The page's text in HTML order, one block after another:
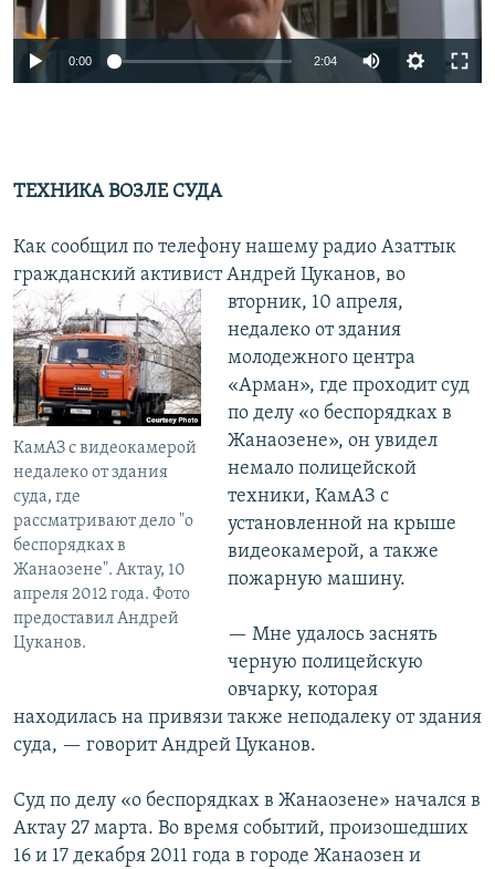
0:00 2:04
ТЕХНИКА ВОЗЛЕ СУДА
Как сообщил по телефону нашему радио Азаттык
гражданский активист Андрей
КамАЗ с видеокамерой
недалеко от здания
суда, где
рассматривают дело "о
беспорядках в
Жанаозене". Актау, 10
апреля 2012 года. Фото
предоставил Андрей
Цуканов.
Цуканов, во
вторник, 10 апреля,
недалеко от здания
молодежного центра
«Арман», где проходит суд
по делу «о беспорядках в
Жанаозене», он увидел
немало полицейской
техники, КамАЗ с
установленной на крыше
видеокамерой, а также
пожарную машину.
— Мне удалось заснять
черную полицейскую
овчарку, которая
находилась на привязи также неподалеку от здания
суда, — говорит Андрей Цуканов.
Суд по делу «о беспорядках в Жанаозене» начался в
Актау 27 марта. Во время событий, произошедших
16 и 17 декабря 2011 года в городе Жанаозен и